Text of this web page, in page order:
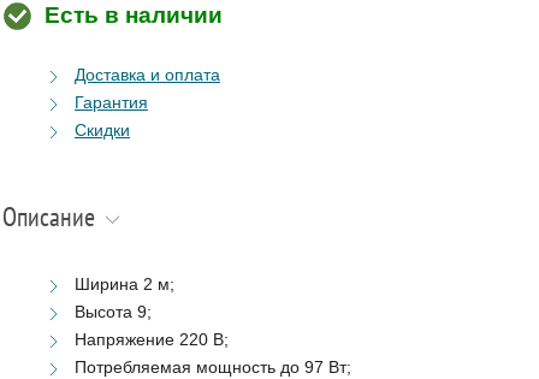
Есть в наличии
Доставка и оплата
Гарантия
Скидки
Описание
Ширина 2 м;
Высота 9;
Напряжение 220 В;
Потребляемая мощность до 97 Вт;